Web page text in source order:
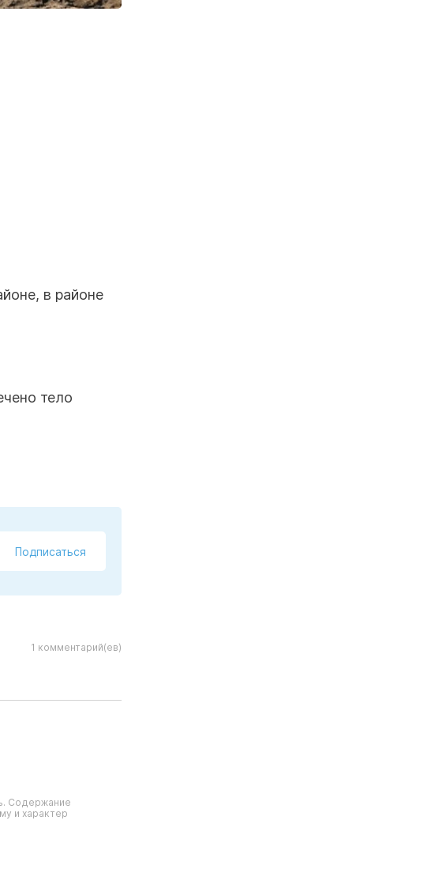
в районе
тело
Подписаться
1 комментарий(ев)
Содержание
и характер